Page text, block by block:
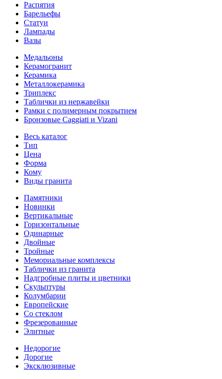
Распятия
Барельефы
Статуи
Лампады
Вазы
Медальоны
Керамогранит
Керамика
Металлокерамика
Триплекс
Таблички из нержавейки
Рамки с полимерным покрытием
Бронзовые Caggiati и Vizani
Весь каталог
Тип
Цена
Форма
Кому
Виды гранита
Памятники
Новинки
Вертикальные
Горизонтальные
Одинарные
Двойные
Тройные
Мемориальные комплексы
Таблички из гранита
Надгробные плиты и цветники
Скульптуры
Колумбарии
Европейские
Со стеклом
Фрезерованные
Элитные
Недорогие
Дорогие
Эксклюзивные